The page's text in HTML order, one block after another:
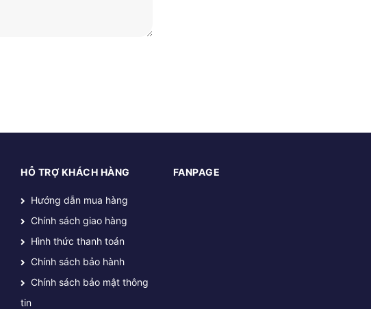
HỖ TRỢ KHÁCH HÀNG
Hướng dẫn mua hàng
Chính sách giao hàng
Hình thức thanh toán
Chính sách bảo hành
Chính sách bảo mật thông
tin
FANPAGE